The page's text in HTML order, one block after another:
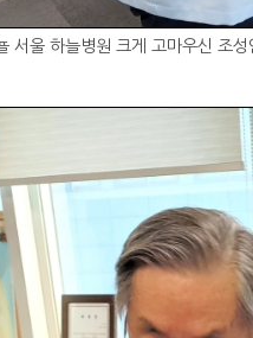
서울 하늘병원 크게 고마우신